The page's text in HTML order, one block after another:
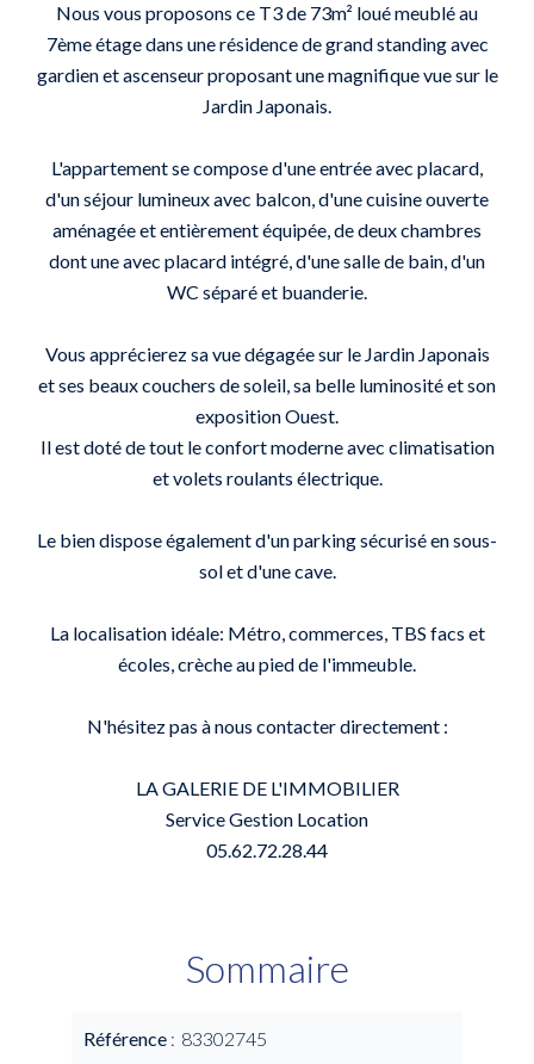
Nous vous proposons ce T3 de 73m² loué meublé au
7ème étage dans une résidence de grand standing avec
gardien et ascenseur proposant une magnifique vue sur le
Jardin Japonais.
L'appartement se compose d'une entrée avec placard,
d'un séjour lumineux avec balcon, d'une cuisine ouverte
aménagée et entièrement équipée, de deux chambres
dont une avec placard intégré, d'une salle de bain, d'un
WC séparé et buanderie.
Vous apprécierez sa vue dégagée sur le Jardin Japonais
et ses beaux couchers de soleil, sa belle luminosité et son
exposition Ouest.
Il est doté de tout le confort moderne avec climatisation
et volets roulants électrique.
Le bien dispose également d'un parking sécurisé en sous-
sol et d'une cave.
La localisation idéale: Métro, commerces, TBS facs et
écoles, crèche au pied de l'immeuble.
N'hésitez pas à nous contacter directement :
LA GALERIE DE L'IMMOBILIER
Service Gestion Location
05.62.72.28.44
Sommaire
Référence 83302745